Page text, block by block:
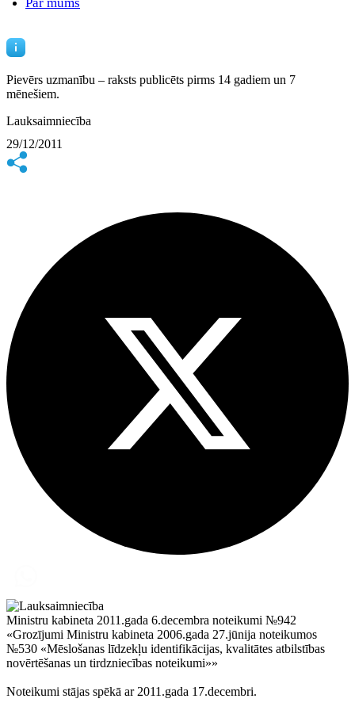
Pievērs uzmanību – raksts publicēts pirms 14 gadiem un 7
mēnešiem.
Lauksaimniecība
29/12/2011
Ministru kabineta 2011.gada 6.decembra noteikumi №942
«Grozījumi Ministru kabineta 2006.gada 27.jūnija noteikumos
№530 «Mēslošanas līdzekļu identifikācijas, kvalitātes atbilstības
novērtēšanas un tirdzniecības noteikumi»»
Noteikumi stājas spēkā ar 2011.gada 17.decembri.